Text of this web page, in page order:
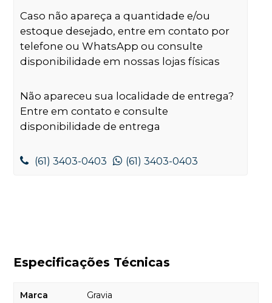
Caso não apareça a quantidade e/ou
estoque desejado, entre em contato por
telefone ou WhatsApp ou consulte
disponibilidade em nossas lojas físicas
Não apareceu sua localidade de entrega?
Entre em contato e consulte
disponibilidade de entrega
(61) 3403-0403 (61) 3403-0403
Especificações Técnicas
Marca Gravia